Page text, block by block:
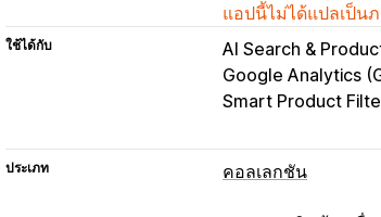
แอปนี้ไม่ได้แปลเป็น
ใช้ได้กับ AI Search &
Google Analytics
Smart Product
ประเภท คอลเลกชัน